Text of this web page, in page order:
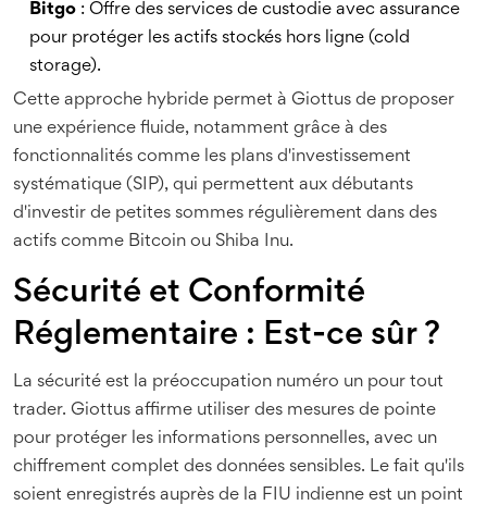
Bitgo : Offre des services de custodie avec assurance
pour protéger les actifs stockés hors ligne (cold
storage).
Cette approche hybride permet à Giottus de proposer
une expérience fluide, notamment grâce à des
fonctionnalités comme les plans d'investissement
systématique (SIP), qui permettent aux débutants
d'investir de petites sommes régulièrement dans des
actifs comme Bitcoin ou Shiba Inu.
Sécurité et Conformité
Réglementaire : Est-ce sûr ?
La sécurité est la préoccupation numéro un pour tout
trader. Giottus affirme utiliser des mesures de pointe
pour protéger les informations personnelles, avec un
chiffrement complet des données sensibles. Le fait qu'ils
soient enregistrés auprès de la FIU indienne est un point